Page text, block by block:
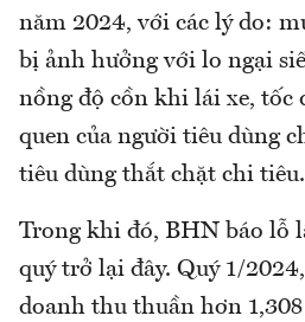
năm 2024, với các lý do:
bị ảnh hưởng với lo ngại
nồng độ cồn khi lái xe, tốc
quen của người tiêu dùng
tiêu dùng thắt chặt chi tiêu.
Trong khi đó, BHN báo lỗ
quý trở lại đây. Quý 1/
doanh thu thuần hơn